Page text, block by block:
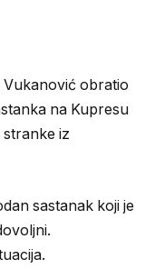
Vukanović obratio
na Kupresu
iz
sastanak koji je